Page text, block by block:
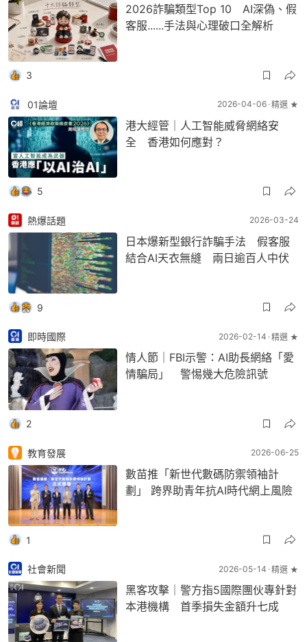
2026詐騙類型Top 10 AI深偽、假
客服......手法與心理破口全解析
3
01論壇 2026-04-06 精選 ★
港大經管｜人工智能威脅網絡安
全 香港如何應對？
5
熱爆話題 2026-03-24
日本爆新型銀行詐騙手法 假客服
結合AI天衣無縫 兩日逾百人中伏
9
即時國際 2026-02-14 精選 ★
情人節｜FBI示警：AI助長網絡「愛
情騙局」 警惕幾大危險訊號
2
教育發展 2026-06-25
數苗推「新世代數碼防禦領袖計
劃」 跨界助青年抗AI時代網上風險
1
社會新聞 2026-05-14 精選 ★
黑客攻擊｜警方指5國際團伙專針對
本港機構 首季損失金額升七成